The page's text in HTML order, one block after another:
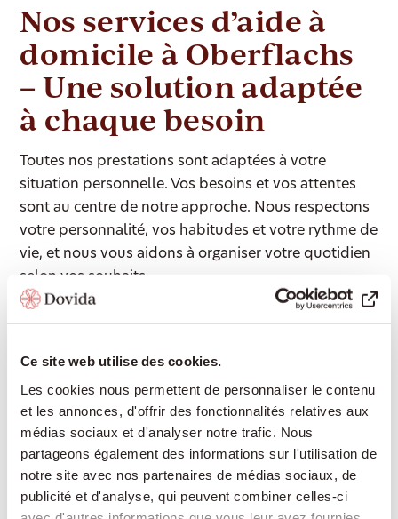
Ce site web utilise des cookies.
Les cookies nous permettent de personnaliser le contenu
et les annonces, d'offrir des fonctionnalités relatives aux
médias sociaux et d'analyser notre trafic. Nous
partageons également des informations sur l'utilisation de
notre site avec nos partenaires de médias sociaux, de
publicité et d'analyse, qui peuvent combiner celles-ci
Nos services d’aide à
domicile à Oberflachs
– Une solution adaptée
à chaque besoin
Toutes nos prestations sont adaptées à votre
situation personnelle. Vos besoins et vos attentes
sont au centre de notre approche. Nous respectons
votre personnalité, vos habitudes et votre rythme de
vie, et nous vous aidons à organiser votre quotidien
selon vos souhaits.
Accompagnement 24/24
Une présence rassurante de jour comme de
nuit, pour continuer à vivre chez soi en toute
sécurité sans devoir déménager en
établissement médico-social.